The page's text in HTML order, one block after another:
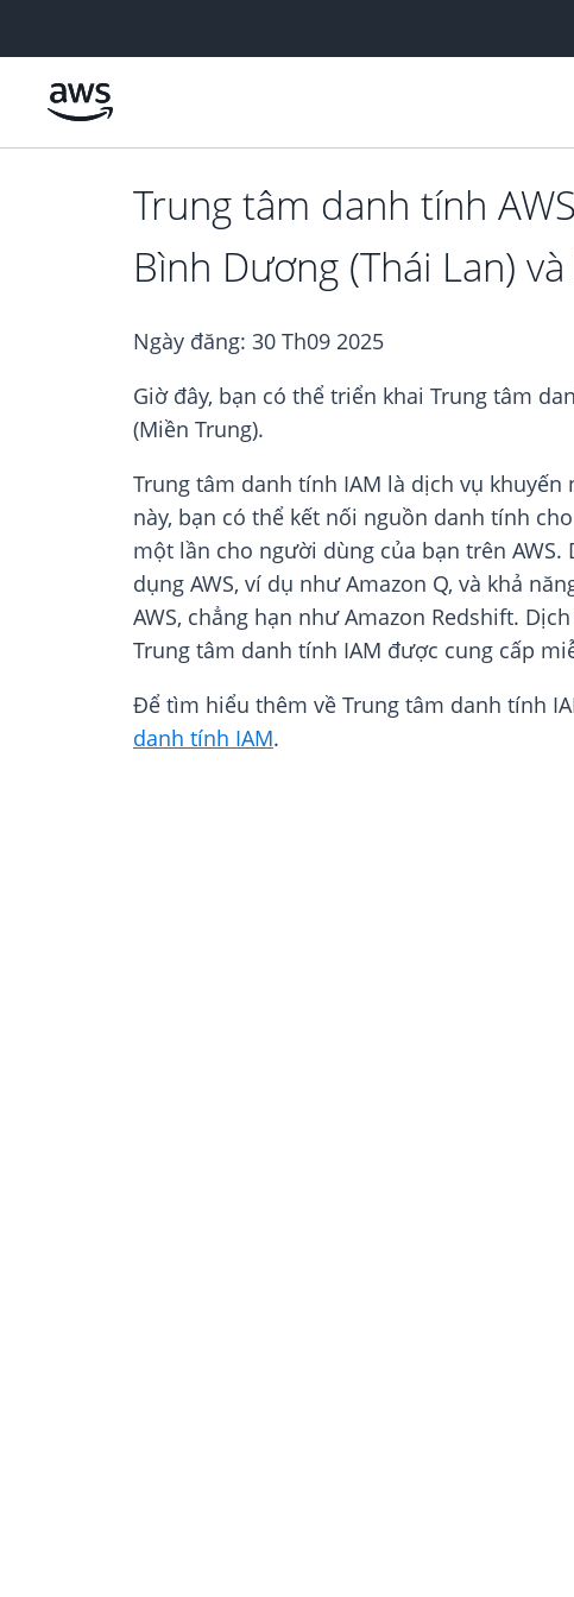
Trung tâm danh tính
Bình Dương (Thái Lan)
Ngày đăng: 30 Th09 2025
Giờ đây, bạn có thể triển khai Trung tâm
(Miền Trung).
Trung tâm danh tính IAM là dịch vụ
này, bạn có thể kết nối nguồn danh tính
một lần cho người dùng của bạn trên
dụng AWS, ví dụ như Amazon Q, và khả
AWS, chẳng hạn như Amazon Redshift.
Trung tâm danh tính IAM được cung cấp
Để tìm hiểu thêm về Trung tâm danh tính
danh tính IAM.